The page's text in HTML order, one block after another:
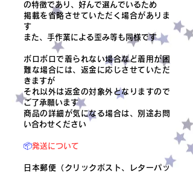
の特徴であり、好んで選んでいるため
掲載を省略させていただく場合がありま
す
また、手作業による歪み等も同様です
ボロボロで着られない場合など着用が困
難な場合には、返金に応じさせていただ
きますが
それ以外は返金の対象外となりますので
ご了承願います
商品の詳細が気になる場合は、別途お問
い合わせください
📦発送について
日本郵便（クリックポスト、レターパッ